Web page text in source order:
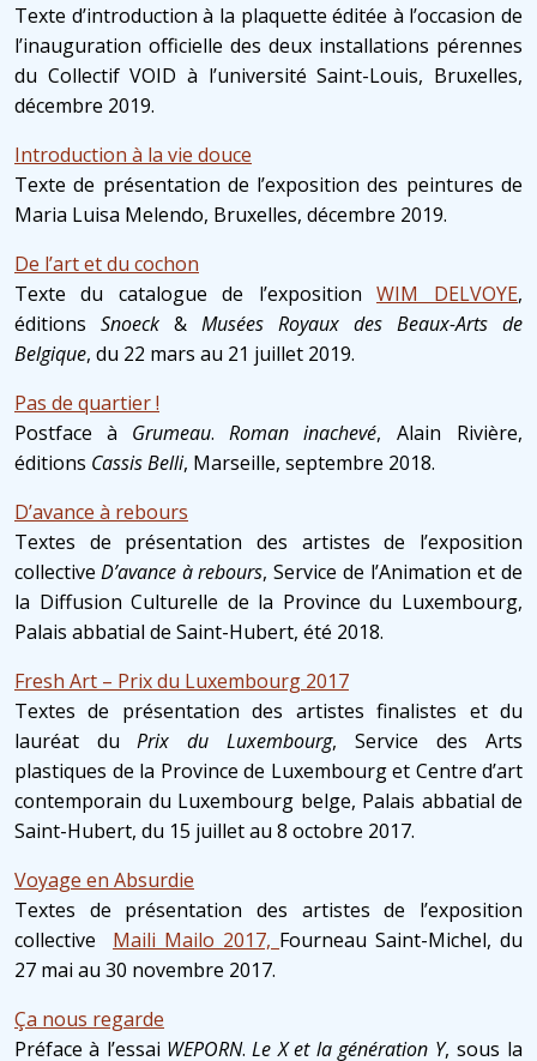
Texte d’introduction à la plaquette éditée à l’occasion de
l’inauguration officielle des deux installations pérennes
du Collectif VOID à l’université Saint-Louis, Bruxelles,
décembre 2019.
Introduction à la vie douce
Texte de présentation de l’exposition des peintures de
Maria Luisa Melendo, Bruxelles, décembre 2019.
De l’art et du cochon
Texte du catalogue de l’exposition WIM DELVOYE,
éditions Snoeck & Musées Royaux des Beaux-Arts de
Belgique, du 22 mars au 21 juillet 2019.
Pas de quartier !
Postface à Grumeau. Roman inachevé, Alain Rivière,
éditions Cassis Belli, Marseille, septembre 2018.
D’avance à rebours
Textes de présentation des artistes de l’exposition
collective D’avance à rebours, Service de l’Animation et de
la Diffusion Culturelle de la Province du Luxembourg,
Palais abbatial de Saint-Hubert, été 2018.
Fresh Art – Prix du Luxembourg 2017
Textes de présentation des artistes finalistes et du
lauréat du Prix du Luxembourg, Service des Arts
plastiques de la Province de Luxembourg et Centre d’art
contemporain du Luxembourg belge, Palais abbatial de
Saint-Hubert, du 15 juillet au 8 octobre 2017.
Voyage en Absurdie
Textes de présentation des artistes de l’exposition
collective Maili Mailo 2017, Fourneau Saint-Michel, du
27 mai au 30 novembre 2017.
Ça nous regarde
Préface à l’essai WEPORN. Le X et la génération Y, sous la